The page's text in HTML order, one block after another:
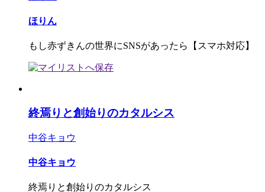
ほりん
もし赤ずきんの世界にSNSがあったら【スマホ対応】
終焉りと創始りのカタルシス
中谷キョウ
中谷キョウ
終焉りと創始りのカタルシス